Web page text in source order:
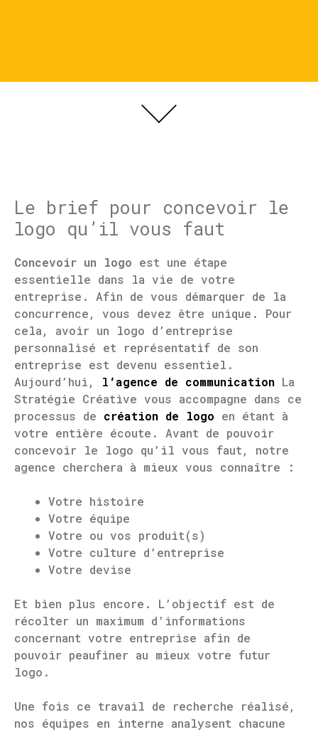
Le brief pour concevoir le
logo qu’il vous faut
Concevoir un logo est une étape
essentielle dans la vie de votre
entreprise. Afin de vous démarquer de la
concurrence, vous devez être unique. Pour
cela, avoir un logo d’entreprise
personnalisé et représentatif de son
entreprise est devenu essentiel.
Aujourd’hui, l ‘agence de communication La
Stratégie Créative vous accompagne dans ce
processus de création de logo en étant à
votre entière écoute. Avant de pouvoir
concevoir le logo qu’il vous faut, notre
agence cherchera à mieux vous connaître :
Votre histoire
Votre équipe
Votre ou vos produit(s)
Votre culture d’entreprise
Votre devise
Et bien plus encore. L’objectif est de
récolter un maximum d’informations
concernant votre entreprise afin de
pouvoir peaufiner au mieux votre futur
logo.
Une fois ce travail de recherche réalisé,
nos équipes en interne analysent chacune